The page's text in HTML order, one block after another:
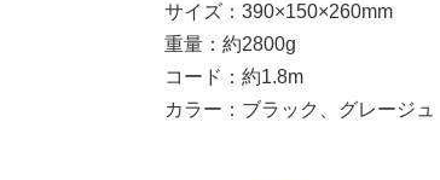
サイズ：390×150×260mm
重量：約2800g
コード：約1.8m
カラー：ブラック、グレージュ